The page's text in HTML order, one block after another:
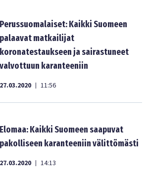
Perussuomalaiset: Kaikki Suomeen
palaavat matkailijat
koronatestaukseen ja sairastuneet
valvottuun karanteeniin
27.03.2020 | 11:56
Elomaa: Kaikki Suomeen saapuvat
pakolliseen karanteeniin välittömästi
27.03.2020 | 14:13